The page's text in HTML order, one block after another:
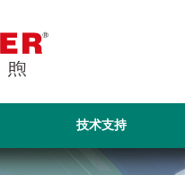
技术支持